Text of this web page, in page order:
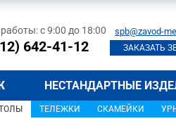
с 9:00 до 18:00
642-41-12
spb@zavod-
ЗАКАЗАТЬ
НЕСТАНДАРТНЫЕ
ТЕЛЕЖКИ СКАМЕЙКИ